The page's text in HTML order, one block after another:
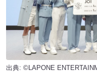
出典: ©LAPONE